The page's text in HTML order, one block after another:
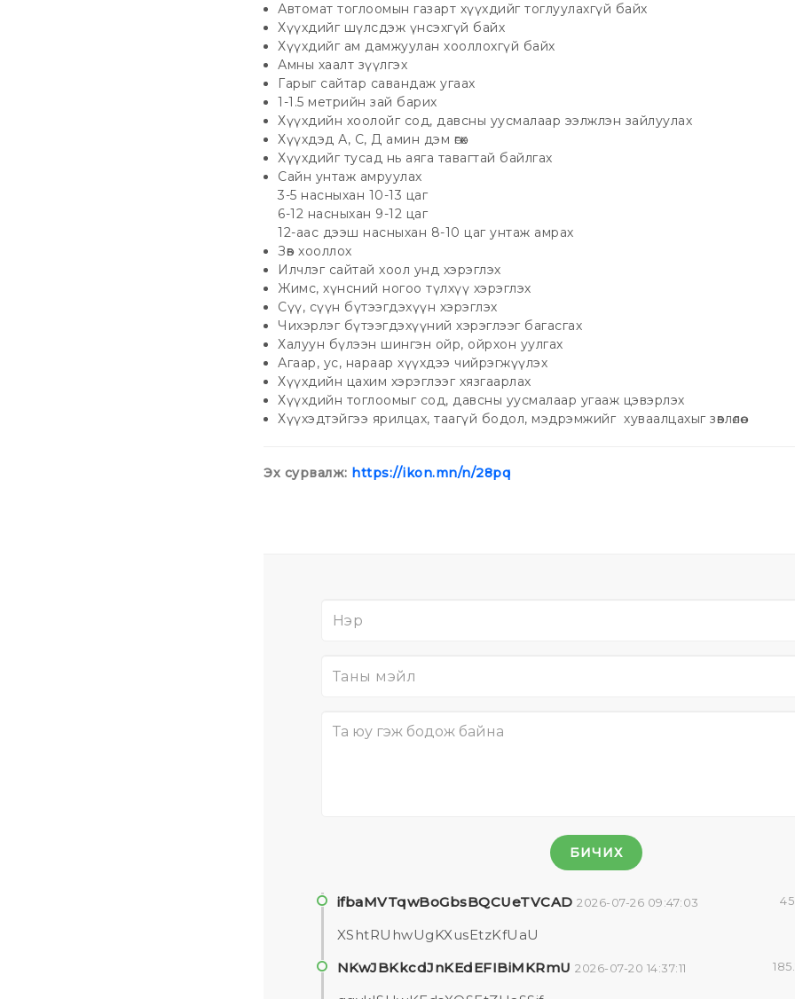
Автомат тоглоомын газарт хүүхдийг тоглуулахгүй байх
Хүүхдийг шүлсдэж үнсэхгүй байх
Хүүхдийг ам дамжуулан хооллохгүй байх
Амны хаалт зүүлгэх
Гарыг сайтар савандаж угаах
1-1.5 метрийн зай барих
Хүүхдийн хоолойг сод, давсны уусмалаар ээлжлэн зайлуулах
Хүүхдэд А, С, Д амин дэм өгөх
Хүүхдийг тусад нь аяга тавагтай байлгах
Сайн унтаж амруулах
3-5 насныхан 10-13 цаг
6-12 насныхан 9-12 цаг
12-аас дээш насныхан 8-10 цаг унтаж амрах
Зөв хооллох
Илчлэг сайтай хоол унд хэрэглэх
Жимс, хүнсний ногоо түлхүү хэрэглэх
Сүү, сүүн бүтээгдэхүүн хэрэглэх
Чихэрлэг бүтээгдэхүүний хэрэглээг багасгах
Халуун бүлээн шингэн ойр, ойрхон уулгах
Агаар, ус, нараар хүүхдээ чийрэгжүүлэх
Хүүхдийн цахим хэрэглээг хязгаарлах
Хүүхдийн тоглоомыг сод, давсны уусмалаар угааж цэвэрлэх
Хүүхэдтэйгээ ярилцах, таагүй бодол, мэдрэмжийг хуваалцахыг зөвлөлөө.
Эх сурвалж: https://ikon.mn/n/28pq
БИЧИХ
ifbaMVTqwBoGbsBQCUeTVCAD 2026-07-26 09:47:03
XShtRUhwUgKXusEtzKfUaU
NKwJBKkcdJnKEdEFIBiMKRmU 2026-07-20 14:37:11